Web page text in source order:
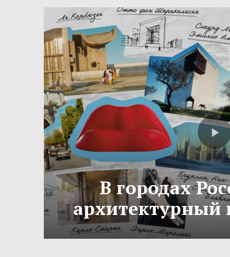
В городах
архитектурный